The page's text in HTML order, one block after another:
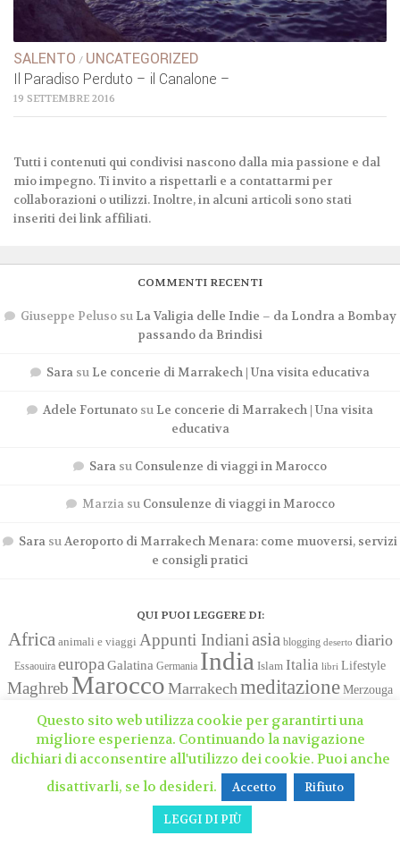
SALENTO / UNCATEGORIZED
Il Paradiso Perduto – il Canalone –
19 SETTEMBRE 2016
Tutti i contenuti qui condivisi nascono dalla mia passione e dal
mio impegno. Ti invito a rispettarli e a contattarmi per
collaborazioni o utilizzi. Inoltre, in alcuni articoli sono stati
inseriti dei link affiliati.
COMMENTI RECENTI
Giuseppe Pelusosu La Valigia delle Indie – da Londra a Bombay
passando da Brindisi
Sara su Le concerie di Marrakech | Una visita educativa
Adele Fortunato su Le concerie di Marrakech | Una visita
educativa
Sara su Consulenze di viaggi in Marocco
Marziasu Consulenze di viaggi in Marocco
Sara suAeroporto di Marrakech Menara: come muoversi, servizi
e consigli pratici
QUI PUOI LEGGERE DI:
Africa animali e viaggi Appunti Indianiasia blogging deserto diario
Essaouira europaGalatina Germania India Islam Italia libri Lifestyle
Maghreb Marocco MarrakechmeditazioneMerzouga
natura Palestina pandemia
quarantena riflessioni Rishikesh Sahara Salento Salento magico tips turismo
consapevole turismo responsabile vegetariano viaggiviaggi consapevoli
vienna vita naturaleVita sostenibile yoga
Questo sito web utilizza cookie per garantirti una
migliore esperienza. Continuando la navigazione
dichiari di acconsentire all'utilizzo dei cookie. Puoi anche
disattivarli, se lo desideri.
Accetto Rifiuto
LEGGI DI PIÙ